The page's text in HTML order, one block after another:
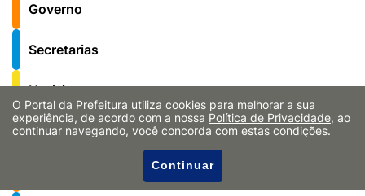
Governo
Secretarias
Notícias
Serviços ao Cidadão
O Portal da Prefeitura utiliza cookies para melhorar a sua
experiência, de acordo com a nossa Política de Privacidade, ao
continuar navegando, você concorda com estas condições.
Continuar